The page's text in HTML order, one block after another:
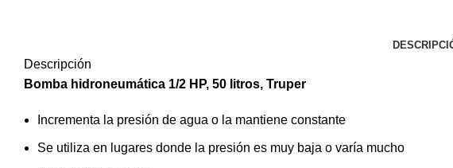
Descripción
Bomba hidroneumática 1/2 HP, 50 litros, Truper
Incrementa la presión de agua o la mantiene constante
Se utiliza en lugares donde la presión es muy baja o varía mucho